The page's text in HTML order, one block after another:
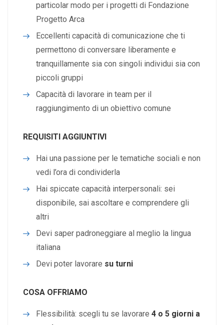
particolar modo per i progetti di Fondazione
Progetto Arca
Eccellenti capacità di comunicazione che ti
permettono di conversare liberamente e
tranquillamente sia con singoli individui sia con
piccoli gruppi
Capacità di lavorare in team per il
raggiungimento di un obiettivo comune
REQUISITI AGGIUNTIVI
Hai una passione per le tematiche sociali e non
vedi l’ora di condividerla
Hai spiccate capacità interpersonali: sei
disponibile, sai ascoltare e comprendere gli
altri
Devi saper padroneggiare al meglio la lingua
italiana
Devi poter lavorare su turni
COSA OFFRIAMO
Flessibilità: scegli tu se lavorare 4 o 5 giorni a